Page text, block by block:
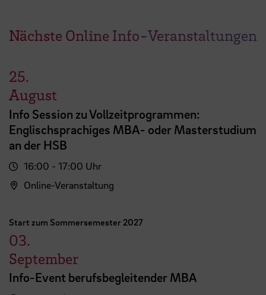
Nächste Online Info-Veranstaltungen
25.
August
Info Session zu Vollzeitprogrammen:
Englischsprachiges MBA- oder Masterstudium
an der HSB
16:00 - 17:00 Uhr
Online-Veranstaltung
Start zum Sommersemester 2027
03.
September
Info-Event berufsbegleitender MBA